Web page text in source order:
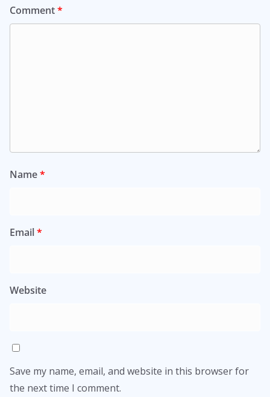
Comment*
Name*
Email*
Website
Save my name, email, and website in this browser for
the next time I comment.